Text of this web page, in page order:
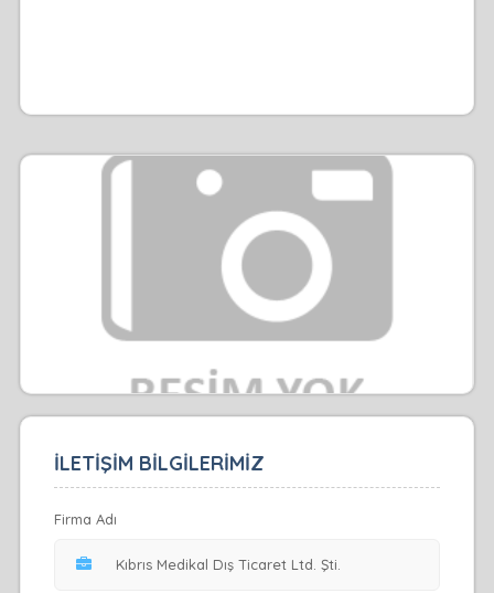
İLETİŞİM BİLGİLERİMİZ
Firma Adı